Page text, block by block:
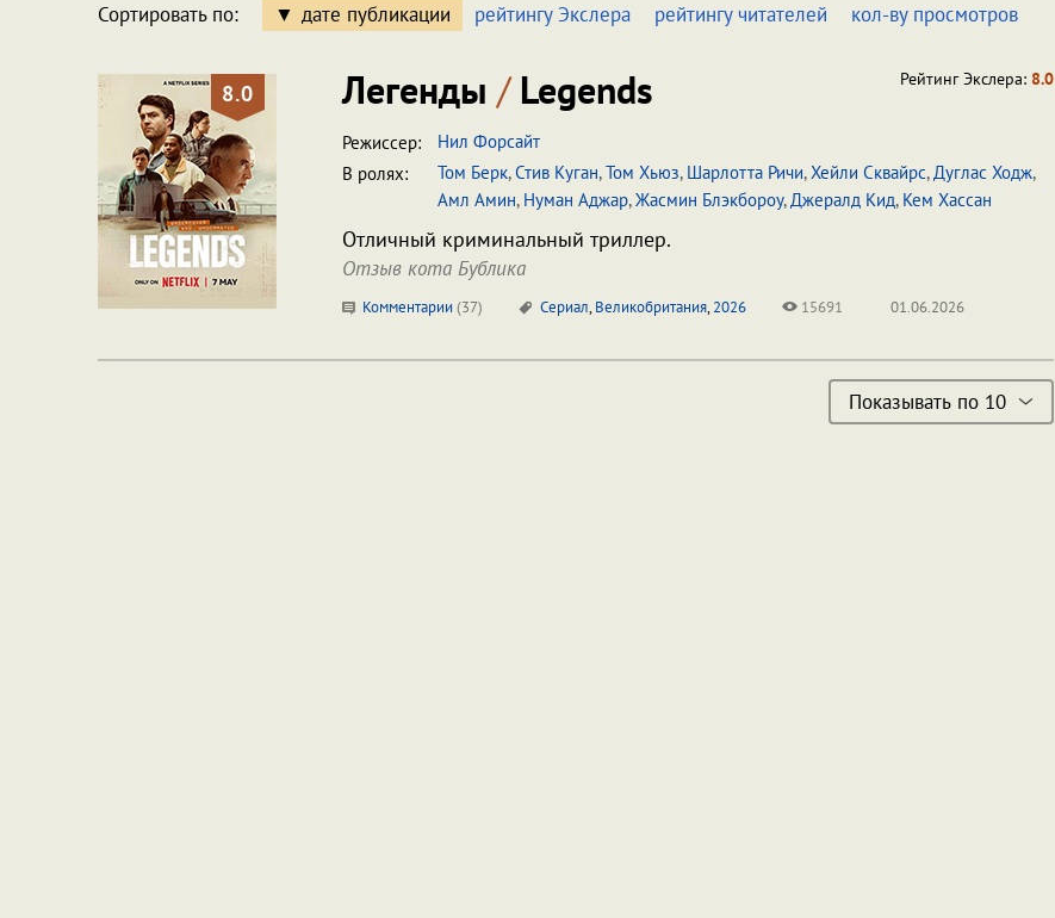
Сортировать по: дате публикации рейтингу Экслера рейтингу читателей кол-ву просмотров
8.0 Легенды /Legends Рейтинг Экслера: 8.0
Режиссер:
Нил Форсайт
В ролях:
Том Берк,Стив Куган,Том Хьюз, Шарлотта Ричи,Хейли Сквайрс,Дуглас Ходж,
Амл Амин, Нуман Аджар,Жасмин Блэкбороу,Джералд Кид, Кем Хассан
Отличный криминальный триллер.
Отзыв кота Бублика
Комментарии (37) Сериал,Великобритания,2026 15691 01.06.2026
Показывать по 10